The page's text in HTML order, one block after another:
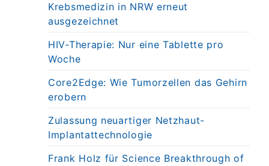
Krebsmedizin in NRW erneut
ausgezeichnet
HIV-Therapie: Nur eine Tablette pro
Woche
Core2Edge: Wie Tumorzellen das Gehirn
erobern
Zulassung neuartiger Netzhaut-
Implantattechnologie
Frank Holz für Science Breakthrough of